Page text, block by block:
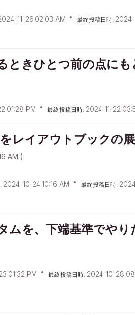
11-26 02:03 AM 最終投稿日時: ‎2024-
ときひとつ前の点にも
01:28 PM 最終投稿日時: ‎2024-11-22
レイアウトブックの
AM )
‎2024-10-24 10:16 AM 最終投稿日時:
ムを、下端基準でやり
01:32 PM 最終投稿日時: ‎2024-10-28